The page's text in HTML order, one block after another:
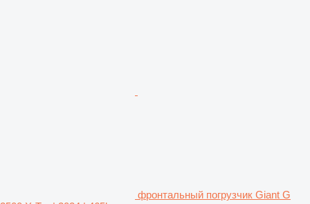
фронтальный погрузчик Giant G